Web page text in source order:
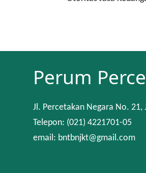
Perum
Jl. Percetakan Negara No. 21,
Telepon: (021) 4221701-05
email: bntbnjkt@gmail.com